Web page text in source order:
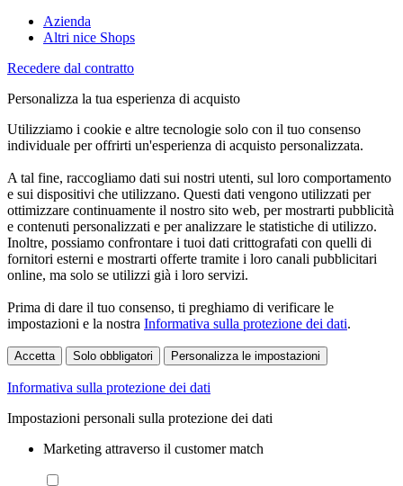
Azienda
Altri nice Shops
Recedere dal contratto
Personalizza la tua esperienza di acquisto
Utilizziamo i cookie e altre tecnologie solo con il tuo consenso
individuale per offrirti un'esperienza di acquisto personalizzata.
A tal fine, raccogliamo dati sui nostri utenti, sul loro comportamento
e sui dispositivi che utilizzano. Questi dati vengono utilizzati per
ottimizzare continuamente il nostro sito web, per mostrarti pubblicità
e contenuti personalizzati e per analizzare le statistiche di utilizzo.
Inoltre, possiamo confrontare i tuoi dati crittografati con quelli di
fornitori esterni e mostrarti offerte tramite i loro canali pubblicitari
online, ma solo se utilizzi già i loro servizi.
Prima di dare il tuo consenso, ti preghiamo di verificare le
impostazioni e la nostra Informativa sulla protezione dei dati.
Accetta Solo obbligatori Personalizza le impostazioni
Informativa sulla protezione dei dati
Impostazioni personali sulla protezione dei dati
Marketing attraverso il customer match